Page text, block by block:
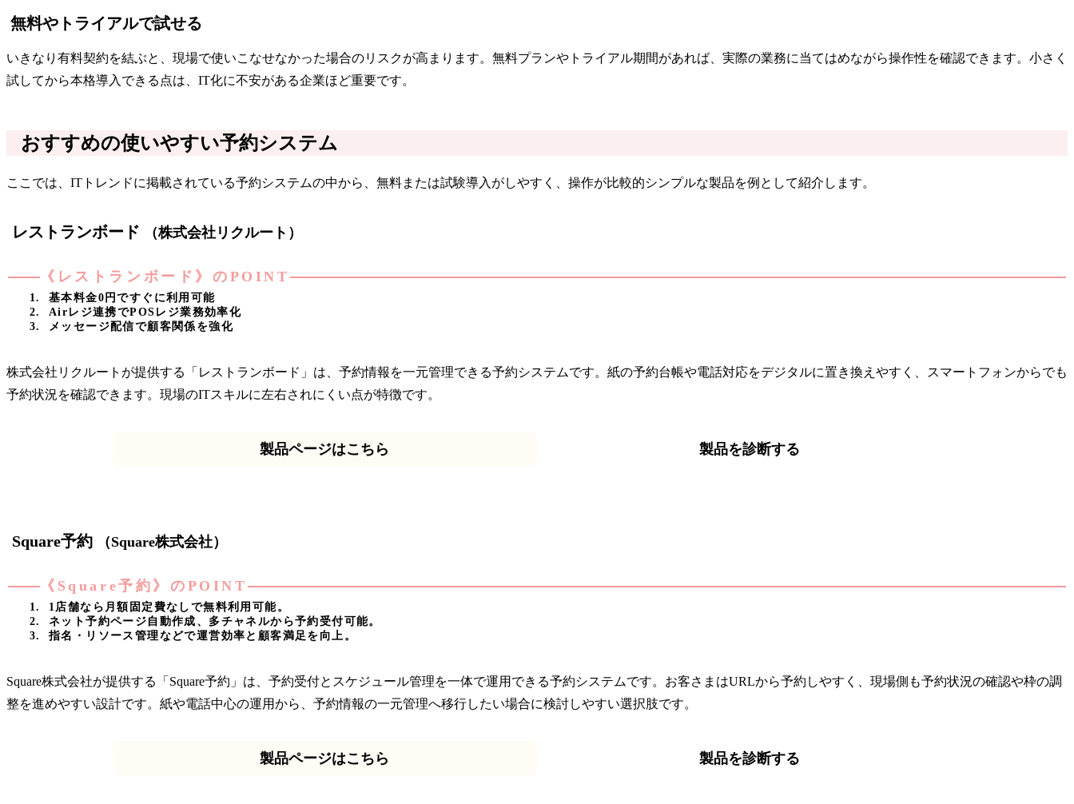
無料やトライアルで試せる
いきなり有料契約を結ぶと、現場で使いこなせなかった場合のリスクが高まります。無料プランやトライアル期間があれば、実際の業務に当てはめながら操作性を確認できます。小さく
試してから本格導入できる点は、IT化に不安がある企業ほど重要です。
おすすめの使いやすい予約システム
ここでは、ITトレンドに掲載されている予約システムの中から、無料または試験導入がしやすく、操作が比較的シンプルな製品を例として紹介します。
レストランボード （株式会社リクルート）
《レストランボード》のPOINT
基本料金0円ですぐに利用可能
Airレジ連携でPOSレジ業務効率化
メッセージ配信で顧客関係を強化
株式会社リクルートが提供する「レストランボード」は、予約情報を一元管理できる予約システムです。紙の予約台帳や電話対応をデジタルに置き換えやすく、スマートフォンからでも
予約状況を確認できます。現場のITスキルに左右されにくい点が特徴です。
製品ページはこちら 製品を診断する
Square予約 （Square株式会社）
《Square予約》のPOINT
1店舗なら月額固定費なしで無料利用可能。
ネット予約ページ自動作成、多チャネルから予約受付可能。
指名・リソース管理などで運営効率と顧客満足を向上。
Square株式会社が提供する「Square予約」は、予約受付とスケジュール管理を一体で運用できる予約システムです。お客さまはURLから予約しやすく、現場側も予約状況の確認や枠の調
整を進めやすい設計です。紙や電話中心の運用から、予約情報の一元管理へ移行したい場合に検討しやすい選択肢です。
製品ページはこちら 製品を診断する